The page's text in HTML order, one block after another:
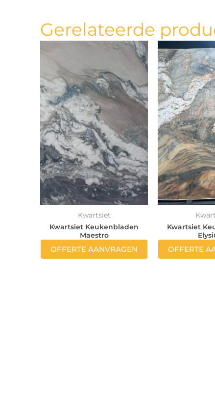
Gerelateerde
Kwartsiet
Kwartsiet Keukenbladen
Maestro
OFFERTE AANVRAGEN
Kwartsiet
OFFERTE